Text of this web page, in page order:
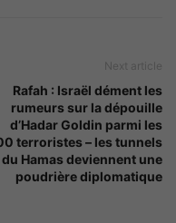
Next article
Rafah : Israël dément les
rumeurs sur la dépouille
d’Hadar Goldin parmi les
terroristes – les tunnels
du Hamas deviennent une
poudrière diplomatique